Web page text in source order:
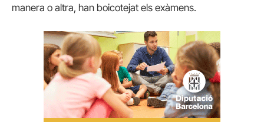
manera o altra, han boicotejat els exàmens.